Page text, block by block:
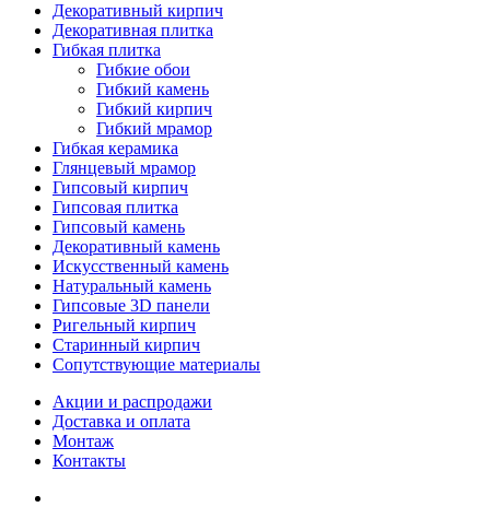
Декоративный кирпич
Декоративная плитка
Гибкая плитка
Гибкие обои
Гибкий камень
Гибкий кирпич
Гибкий мрамор
Гибкая керамика
Глянцевый мрамор
Гипсовый кирпич
Гипсовая плитка
Гипсовый камень
Декоративный камень
Искусственный камень
Натуральный камень
Гипсовые 3D панели
Ригельный кирпич
Старинный кирпич
Сопутствующие материалы
Акции и распродажи
Доставка и оплата
Монтаж
Контакты